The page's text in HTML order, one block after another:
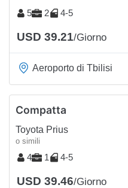
5 2 4-5
USD 39.21/Giorno
Aeroporto di Tbilisi
Compatta
Toyota Prius
o simili
4 1 4-5
USD 39.46/Giorno